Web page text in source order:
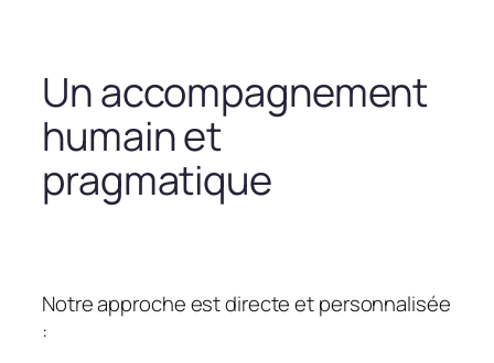
Un accompagnement
humain et
pragmatique
Notre approche est directe et personnalisée
: